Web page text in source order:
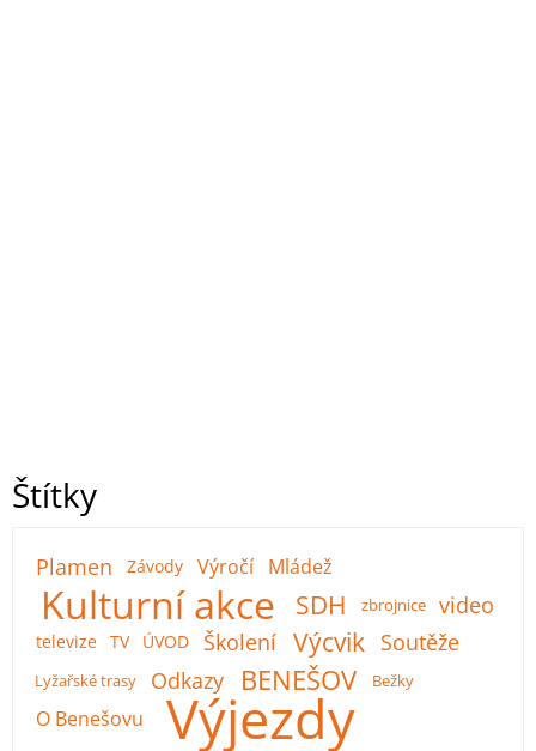
Štítky
Plamen Závody Výročí Mládež
Kulturní akce SDH zbrojnice video
televize TV ÚVOD Školení Výcvik Soutěže
Lyžařské trasy Odkazy BENEŠOV Bežky
O Benešovu Výjezdy